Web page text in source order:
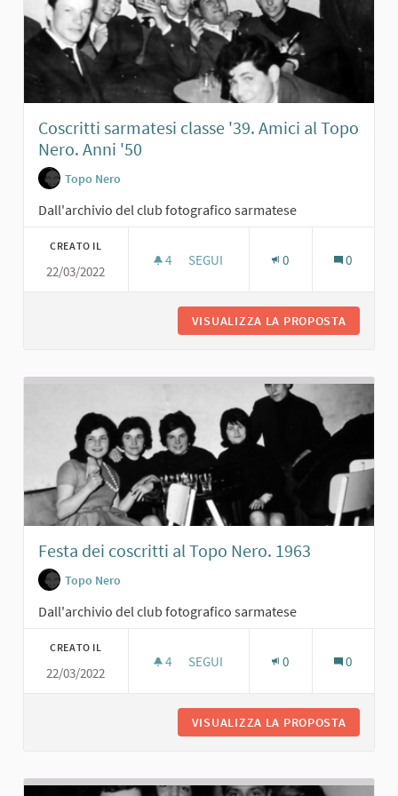
Coscritti sarmatesi classe '39. Amici al Topo
Nero. Anni '50
Topo Nero
Dall'archivio del club fotografico sarmatese
CREATO IL
22/03/2022
4 4 SOSTENITORI
SEGUI 0 0
VISUALIZZA LA PROPOSTA
Festa dei coscritti al Topo Nero. 1963
Topo Nero
Dall'archivio del club fotografico sarmatese
CREATO IL
22/03/2022
4 4 SOSTENITORI
SEGUI 0 0
VISUALIZZA LA PROPOSTA